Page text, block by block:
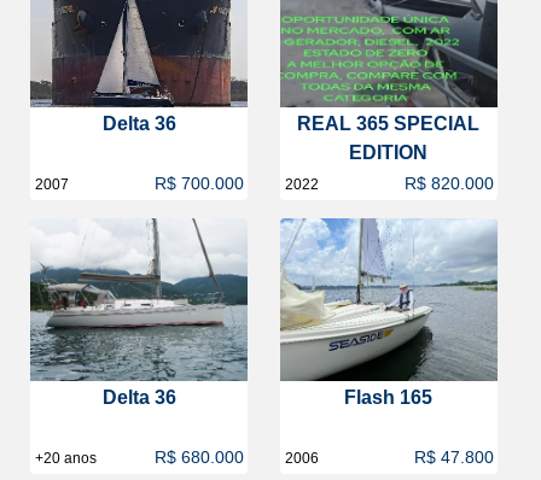
Delta 36
2007 R$ 700.000
REAL 365 SPECIAL
EDITION
2022 R$ 820.000
Delta 36
+20 anos R$ 680.000
Flash 165
2006 R$ 47.800